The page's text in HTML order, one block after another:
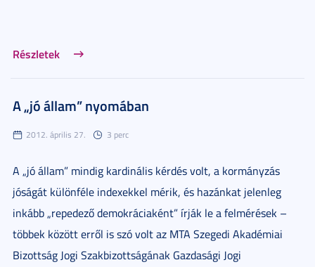
Részletek
A „jó állam” nyomában
2012. április 27. 3 perc
A „jó állam” mindig kardinális kérdés volt, a kormányzás
jóságát különféle indexekkel mérik, és hazánkat jelenleg
inkább „repedező demokráciaként” írják le a felmérések –
többek között erről is szó volt az MTA Szegedi Akadémiai
Bizottság Jogi Szakbizottságának Gazdasági Jogi